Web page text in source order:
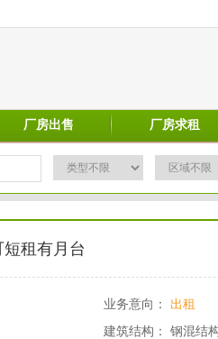
厂房出售 厂房求租
租有月台
业务意向： 出租
建筑结构： 钢混结